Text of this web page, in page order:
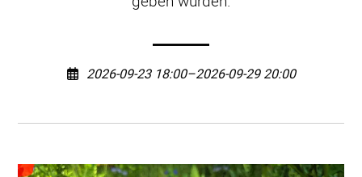
2026-09-23 18:00–2026-09-29 20:00